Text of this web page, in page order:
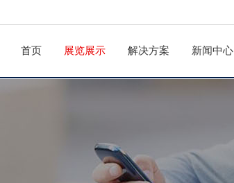
首页 展览展示 解决方案 新闻中心